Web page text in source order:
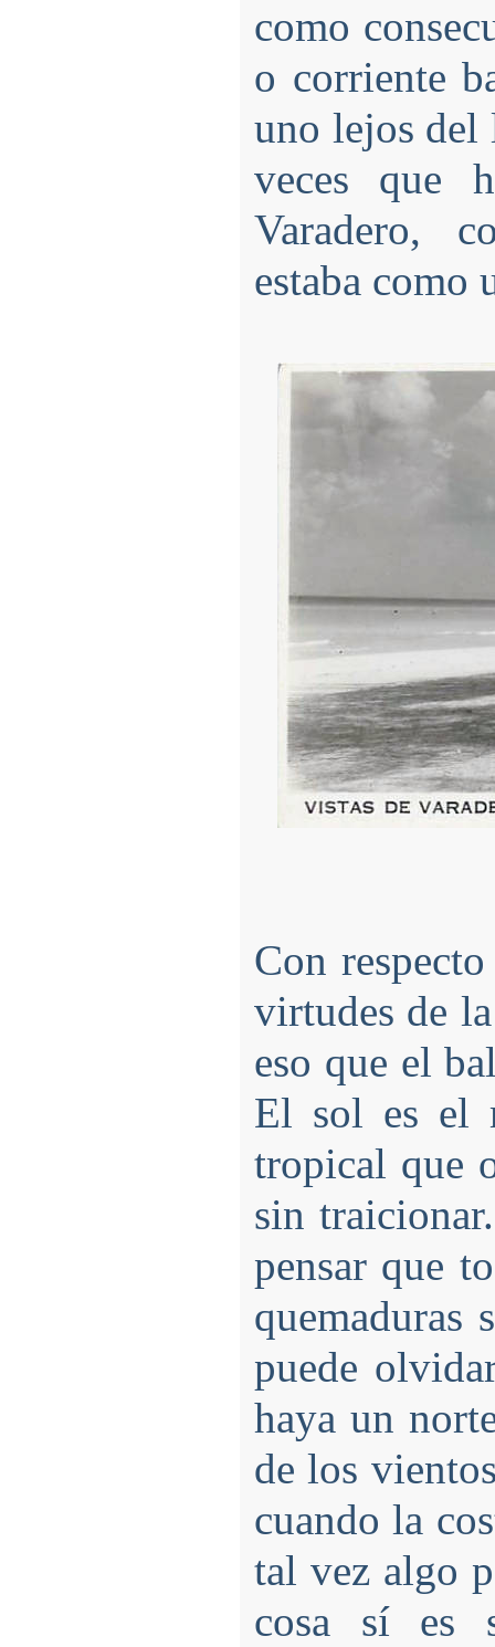
como
o corriente
uno lejos del
veces que
Varadero,
estaba como
Con
virtudes de
eso que el
El sol es el
tropical que
sin
pensar que
quemaduras
puede
haya un
de los
cuando la
tal vez algo
cosa sí es